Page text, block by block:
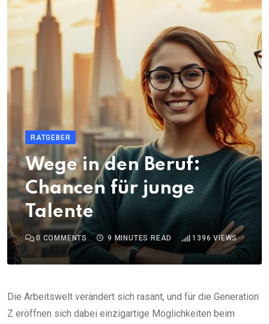
RATGEBER
Wege in den Beruf:
Chancen für junge
Talente
0 COMMENTS 9 MINUTES READ 1396 VIEWS
Die Arbeitswelt verändert sich rasant, und für die Generation
Z eröffnen sich dabei einzigartige Möglichkeiten beim